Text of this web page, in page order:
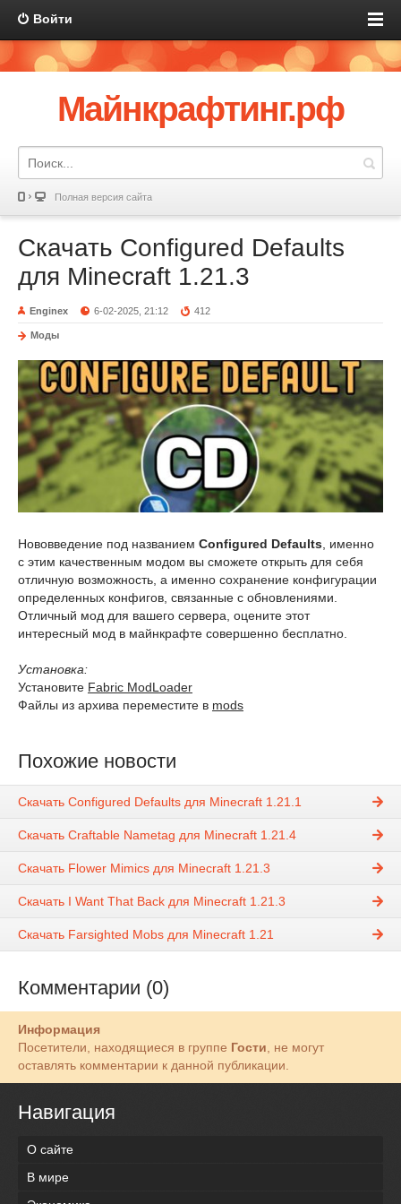
Войти
Майнкрафтинг.рф
Полная версия сайта
Скачать Configured Defaults
для Minecraft 1.21.3
Enginex 6-02-2025, 21:12 412
Моды
Нововведение под названием Configured Defaults , именно
с этим качественным модом вы сможете открыть для себя
отличную возможность, а именно сохранение конфигурации
определенных конфигов, связанные с обновлениями.
Отличный мод для вашего сервера, оцените этот
интересный мод в майнкрафте совершенно бесплатно.
Установка:
Установите Fabric ModLoader
Файлы из архива переместите в mods
Похожие новости
Скачать Configured Defaults для Minecraft 1.21.1
Скачать Craftable Nametag для Minecraft 1.21.4
Скачать Flower Mimics для Minecraft 1.21.3
Скачать I Want That Back для Minecraft 1.21.3
Скачать Farsighted Mobs для Minecraft 1.21
Комментарии (0)
Информация
Посетители, находящиеся в группе Гости , не могут
оставлять комментарии к данной публикации.
Навигация
О сайте
В мире